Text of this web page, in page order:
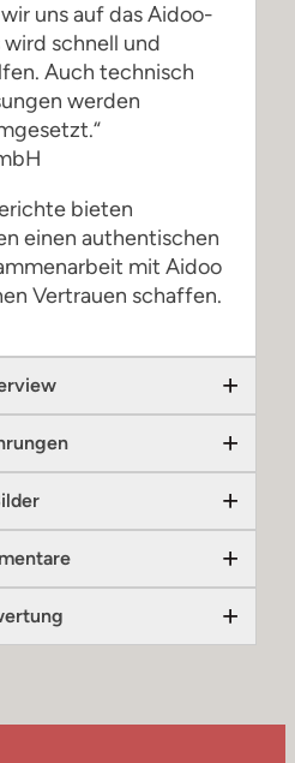
uns auf das Aidoo-
wird schnell und
Auch technisch
werden
bieten
einen authentischen
mit Aidoo
Vertrauen schaffen.